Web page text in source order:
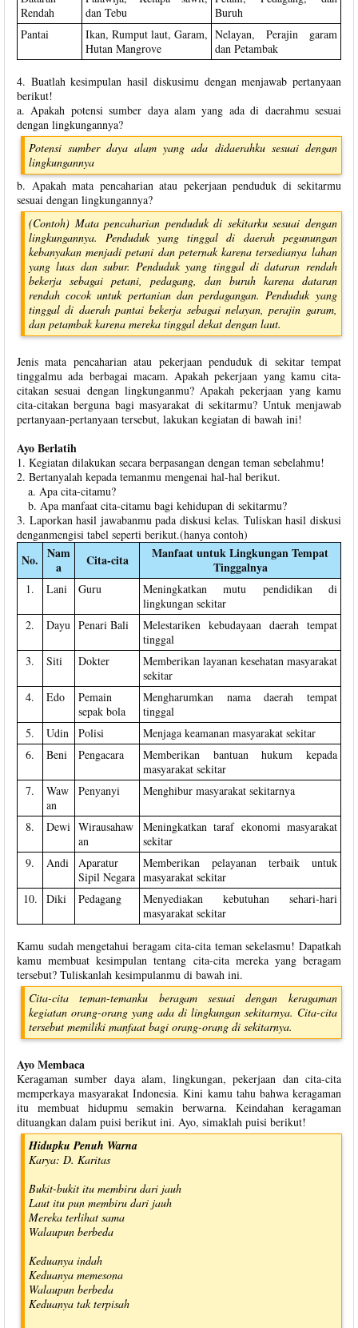
Rendah
dan Tebu
Buruh
Pantai
Ikan, Rumput laut, Garam,
Hutan Mangrove
Nelayan, Perajin garam
dan Petambak
4. Buatlah kesimpulan hasil diskusimu dengan menjawab pertanyaan
berikut!
a. Apakah potensi sumber daya alam yang ada di daerahmu sesuai
dengan lingkungannya?
Potensi sumber daya alam yang ada didaerahku sesuai dengan
lingkungannya
b. Apakah mata pencaharian atau pekerjaan penduduk di sekitarmu
sesuai dengan lingkungannya?
(Contoh) Mata pencaharian penduduk di sekitarku sesuai dengan
lingkungannya. Penduduk yang tinggal di daerah pegunungan
kebanyakan menjadi petani dan peternak karena tersedianya lahan
yang luas dan subur. Penduduk yang tinggal di dataran rendah
bekerja sebagai petani, pedagang, dan buruh karena dataran
rendah cocok untuk pertanian dan perdagangan. Penduduk yang
tinggal di daerah pantai bekerja sebagai nelayan, perajin garam,
dan petambak karena mereka tinggal dekat dengan laut.
Jenis mata pencaharian atau pekerjaan penduduk di sekitar tempat
tinggalmu ada berbagai macam. Apakah pekerjaan yang kamu cita-
citakan sesuai dengan lingkunganmu? Apakah pekerjaan yang kamu
cita-citakan berguna bagi masyarakat di sekitarmu? Untuk menjawab
pertanyaan-pertanyaan tersebut, lakukan kegiatan di bawah ini!
Ayo Berlatih
1. Kegiatan dilakukan secara berpasangan dengan teman sebelahmu!
2. Bertanyalah kepada temanmu mengenai hal-hal berikut.
a. Apa cita-citamu?
b. Apa manfaat cita-citamu bagi kehidupan di sekitarmu?
3. Laporkan hasil jawabanmu pada diskusi kelas. Tuliskan hasil diskusi
denganmengisi tabel seperti berikut.(hanya contoh)
No. Nam
a
Cita-cita
Manfaat untuk Lingkungan Tempat
Tinggalnya
1. Lani Guru
Meningkatkan mutu pendidikan di
lingkungan sekitar
2.
Dayu Penari Bali
Melestariken kebudayaan daerah tempat
tinggal
3.
Siti Dokter
Memberikan layanan kesehatan masyarakat
sekitar
4.
Edo
Pemain
sepak bola
Mengharumkan nama daerah tempat
tinggal
5.
Udin Polisi
Menjaga keamanan masyarakat sekitar
6.
Beni Pengacara
Memberikan bantuan hukum kepada
masyarakat sekitar
7.
Waw
an
Penyanyi Menghibur masyarakat sekitarnya
8. Dewi Wirausahaw
an
Meningkatkan taraf ekonomi masyarakat
sekitar
9.
Andi
Aparatur
Sipil Negara
Memberikan pelayanan terbaik untuk
masyarakat sekitar
10.
Diki Pedagang
Menyediakan kebutuhan sehari-hari
masyarakat sekitar
Kamu sudah mengetahui beragam cita-cita teman sekelasmu! Dapatkah
kamu membuat kesimpulan tentang cita-cita mereka yang beragam
tersebut? Tuliskanlah kesimpulanmu di bawah ini.
Cita-cita teman-temanku beragam sesuai dengan keragaman
kegiatan orang-orang yang ada di lingkungan sekitarnya. Cita-cita
tersebut memiliki manfaat bagi orang-orang di sekitarnya.
Ayo Membaca
Keragaman sumber daya alam, lingkungan, pekerjaan dan cita-cita
memperkaya masyarakat Indonesia. Kini kamu tahu bahwa keragaman
itu membuat hidupmu semakin berwarna. Keindahan keragaman
dituangkan dalam puisi berikut ini. Ayo, simaklah puisi berikut!
Hidupku Penuh Warna
Karya: D. Karitas
Bukit-bukit itu membiru dari jauh
Laut itu pun membiru dari jauh
Mereka terlihat sama
Walaupun berbeda
Keduanya indah
Keduanya memesona
Walaupun berbeda
Keduanya tak terpisah